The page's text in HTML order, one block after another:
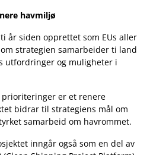
havmiljø
år siden opprettet som EUs aller
strategien samarbeider ti land
utfordringer og muligheter i
prioriteringer er et renere
bidrar til strategiens mål om
samarbeid om havrommet.
inngår også som en del av